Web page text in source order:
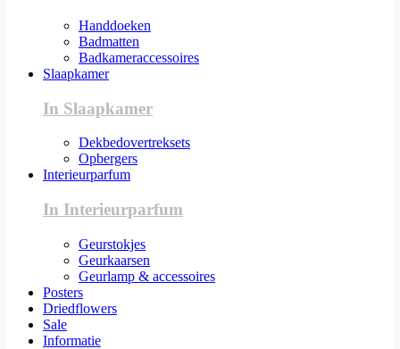
Handdoeken
Badmatten
Badkameraccessoires
Slaapkamer
In Slaapkamer
Dekbedovertreksets
Opbergers
Interieurparfum
In Interieurparfum
Geurstokjes
Geurkaarsen
Geurlamp & accessoires
Posters
Driedflowers
Sale
Informatie